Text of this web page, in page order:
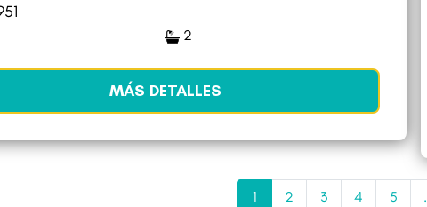
2
MÁS DETALLES
1 2 3 4 5